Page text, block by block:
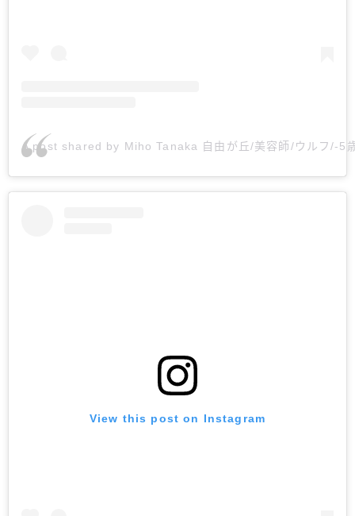
A post shared by Miho Tanaka 自由が丘/美容師/ウルフ/-5
View this post on Instagram